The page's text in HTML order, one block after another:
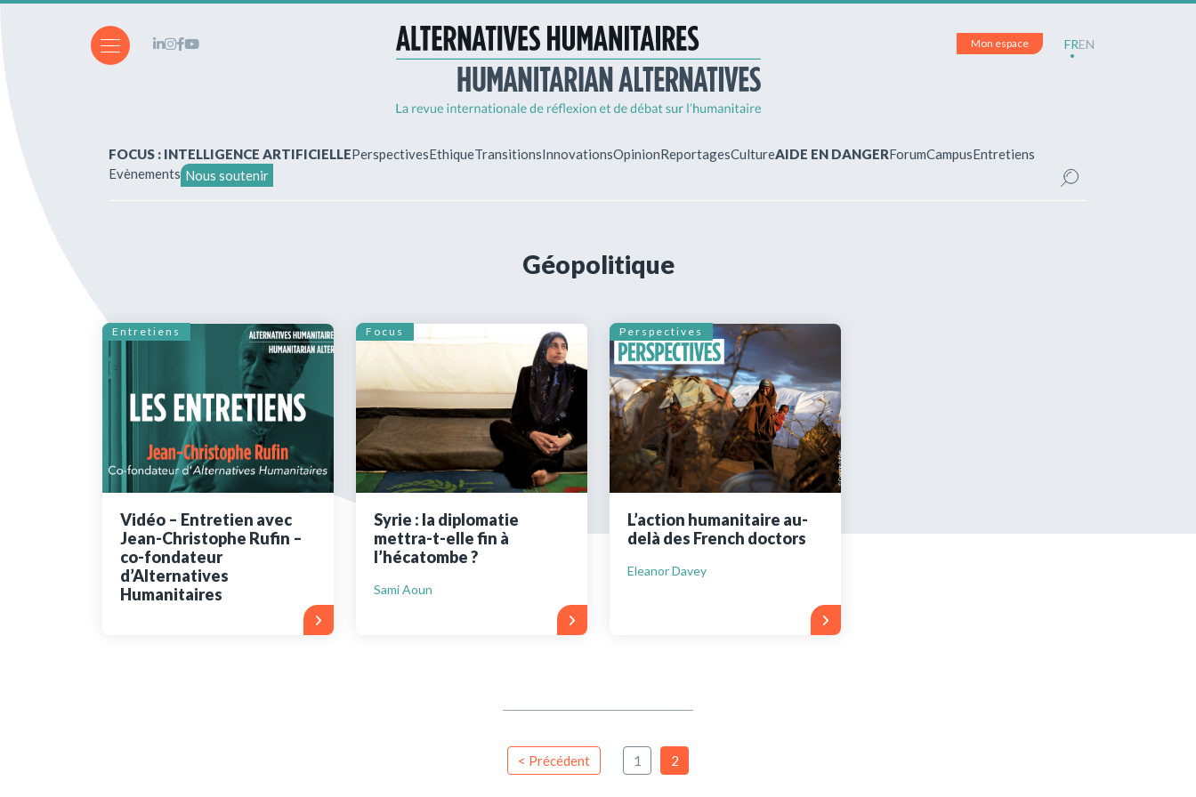
Abonnements & achats
Nos parutions
Ressources bibliographiques
Pour nous soutenir
Nous contacter
Vous n'êtes pas encore membre ?
Créez un compte en quelques clics !
Mon espace FREN
FOCUS : INTELLIGENCE ARTIFICIELLEPerspectivesEthiqueTransitionsInnovationsOpinionReportagesCultureAIDE EN DANGERForumCampusEntretiens
Evènements Nous soutenir
Géopolitique
Entretiens
Vidéo – Entretien avec
Jean-Christophe Rufin –
co-fondateur
d’Alternatives
Humanitaires
Focus
Syrie : la diplomatie
mettra-t-elle fin à
l’hécatombe ?
Sami Aoun
Perspectives
L’action humanitaire au-
delà des French doctors
Eleanor Davey
< Précédent 1 2